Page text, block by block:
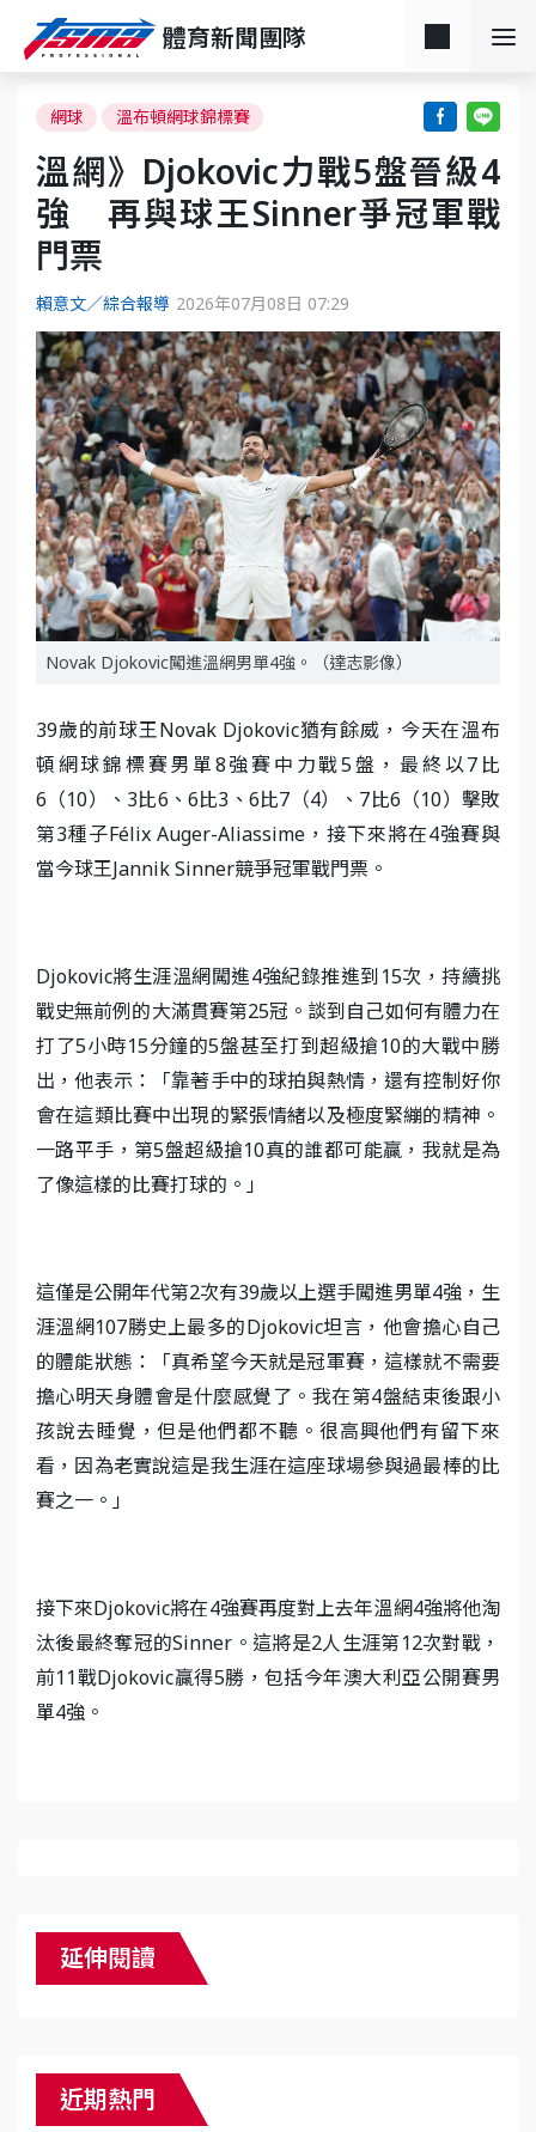
體育新聞團隊
網球 溫布頓網球錦標賽
溫網》Djokovic力戰5盤晉級4
強 再與球王Sinner爭冠軍戰
門票
賴意文／綜合報導 2026年07月08日 07:29
Novak Djokovic闖進溫網男單4強。（達志影像）
39歲的前球王Novak Djokovic猶有餘威，今天在溫布
頓網球錦標賽男單8強賽中力戰5盤，最終以7比
6（10）、3比6、6比3、6比7（4）、7比6（10）擊敗
第3種子Félix Auger-Aliassime，接下來將在4強賽與
當今球王Jannik Sinner競爭冠軍戰門票。
Djokovic將生涯溫網闖進4強紀錄推進到15次，持續挑
戰史無前例的大滿貫賽第25冠。談到自己如何有體力在
打了5小時15分鐘的5盤甚至打到超級搶10的大戰中勝
出，他表示：「靠著手中的球拍與熱情，還有控制好你
會在這類比賽中出現的緊張情緒以及極度緊繃的精神。
一路平手，第5盤超級搶10真的誰都可能贏，我就是為
了像這樣的比賽打球的。」
這僅是公開年代第2次有39歲以上選手闖進男單4強，生
涯溫網107勝史上最多的Djokovic坦言，他會擔心自己
的體能狀態：「真希望今天就是冠軍賽，這樣就不需要
擔心明天身體會是什麼感覺了。我在第4盤結束後跟小
孩說去睡覺，但是他們都不聽。很高興他們有留下來
看，因為老實說這是我生涯在這座球場參與過最棒的比
賽之一。」
接下來Djokovic將在4強賽再度對上去年溫網4強將他淘
汰後最終奪冠的Sinner。這將是2人生涯第12次對戰，
前11戰Djokovic贏得5勝，包括今年澳大利亞公開賽男
單4強。
延伸閱讀
近期熱門